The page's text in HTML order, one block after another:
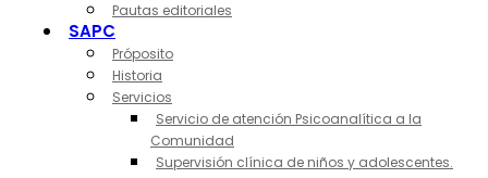
Pautas editoriales
SAPC
Próposito
Historia
Servicios
Servicio de atención Psicoanalítica a la
Comunidad
Supervisión clínica de niños y adolescentes.